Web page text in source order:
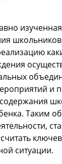
школьников
и
Таким
ситуации.